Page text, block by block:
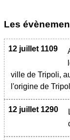
Les
12 juillet 1109
ville de Tripoli,
l'origine de
12 juillet 1290